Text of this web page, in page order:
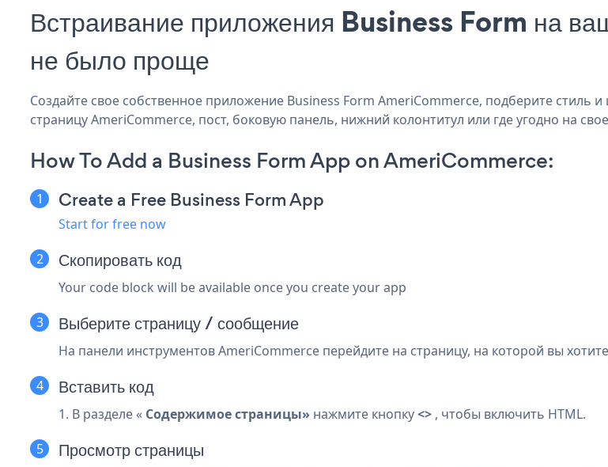
Встраивание приложения Business Form на
не было проще
Создайте свое собственное приложение Business Form AmeriCommerce, подберите стиль
страницу AmeriCommerce, пост, боковую панель, нижний колонтитул или где угодно на
How To Add a Business Form App on AmeriCommerce:
Create a Free Business Form App
Start for free now
Скопировать код
Your code block will be available once you create your app
Выберите страницу / сообщение
На панели инструментов AmeriCommerce перейдите на страницу, на которой вы
Вставить код
1. В разделе « Содержимое страницы» нажмите кнопку<> , чтобы включить HTML.
Просмотр страницы